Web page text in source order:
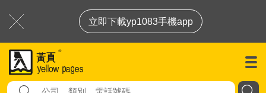
立即下載yp1083手機app